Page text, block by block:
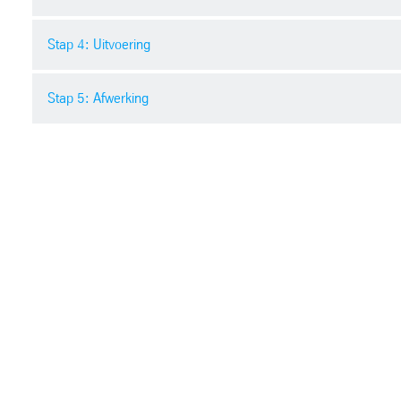
U
Stap 4: Uitvoering
Stap 5: Afwerking